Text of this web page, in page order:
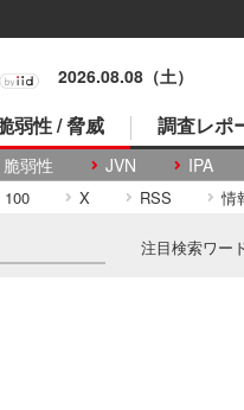
2026.08.08（土）
弱性 / 脅威
脆弱性 JVN IPA
調査レポ
100 X RSS 情
注目検索ワー